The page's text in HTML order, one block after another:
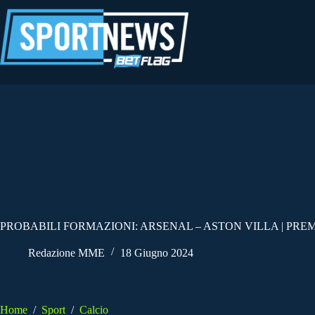
al
contenuto
PROBABILI FORMAZIONI: ARSENAL – ASTON VILLA |
Redazione MME 18 Giugno 2024
Home / Sport / Calcio